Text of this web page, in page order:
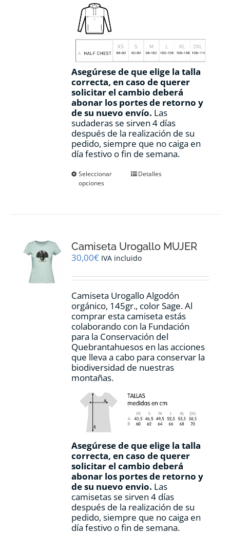
Asegúrese de que elige la talla
correcta, en caso de querer
solicitar el cambio deberá
abonar los portes de retorno y
de su nuevo envío. Las
sudaderas se sirven 4 días
después de la realización de su
pedido, siempre que no caiga en
día festivo o fin de semana.
Seleccionar
opciones
Este
se
pueden
en
página
de
producto
Detalles
Camiseta Urogallo MUJER
30,00€ IVA incluido
Camiseta Urogallo Algodón
orgánico, 145gr., color Sage. Al
comprar esta camiseta estás
colaborando con la Fundación
para la Conservación del
Quebrantahuesos en las acciones
que lleva a cabo para conservar la
biodiversidad de nuestras
montañas.
Asegúrese de que elige la talla
correcta, en caso de querer
solicitar el cambio deberá
abonar los portes de retorno y
de su nuevo envio. Las
camisetas se sirven 4 días
después de la realización de su
pedido, siempre que no caiga en
día festivo o fin de semana.